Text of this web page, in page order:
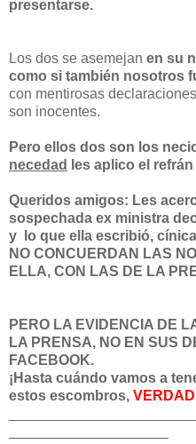
presentarse.
Los dos se asemejan en su
como si también nosotros
con mentirosas
son inocentes.
Pero ellos dos son los
necedad
les aplico el
Queridos amigos: Les
sospechada ex ministra
y lo que ella escribió,
NO CONCUERDAN LAS
ELLA, CON LAS DE LA
PERO LA EVIDENCIA DE
LA PRENSA, NO EN SUS
FACEBOOK.
¡Hasta cuándo vamos a
estos escombros,